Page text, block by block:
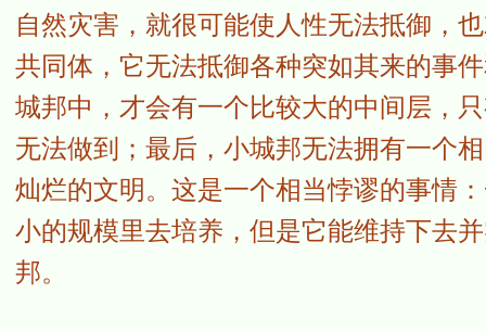
自然灾害，就很可能使人性无法抵御，
共同体，它无法抵御各种突如其来的事
城邦中，才会有一个比较大的中间层，
无法做到；最后，小城邦无法拥有一个
灿烂的文明。这是一个相当悖谬的事情
小的规模里去培养，但是它能维持下去
邦。